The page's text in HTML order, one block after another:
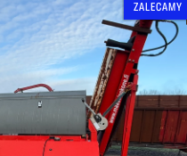
ZALECAMY